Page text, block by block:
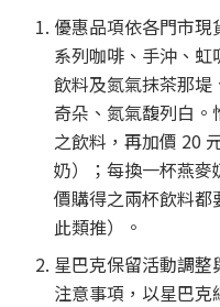
優惠品項依各門市
系列咖啡、手沖、
飲料及氮氣抹茶那
奇朵、氮氣馥列白
之飲料，再加價 20
奶）；每換一杯燕麥
價購得之兩杯飲料都
此類推）。
星巴克保留活動調
注意事項，以星巴克